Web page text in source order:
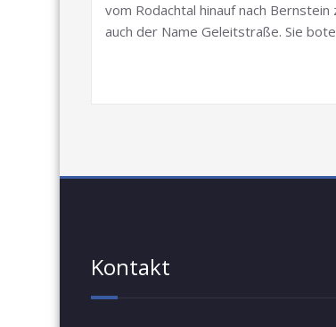
vom Rodachtal hinauf nach
auch der Name Geleitstraße. Sie
Kontakt